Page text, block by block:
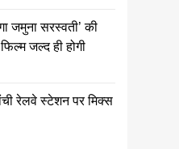
जमुना सरस्वती’ की
जल्द ही होगी
रेलवे स्टेशन पर मिक्स